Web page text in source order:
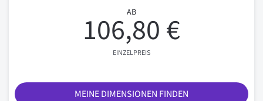
AB
106,80 €
EINZELPREIS
MEINE DIMENSIONEN FINDEN